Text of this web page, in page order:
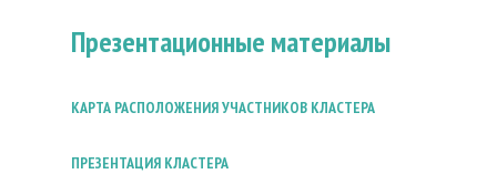
Презентационные материалы
КАРТА РАСПОЛОЖЕНИЯ УЧАСТНИКОВ КЛАСТЕРА
ПРЕЗЕНТАЦИЯ КЛАСТЕРА